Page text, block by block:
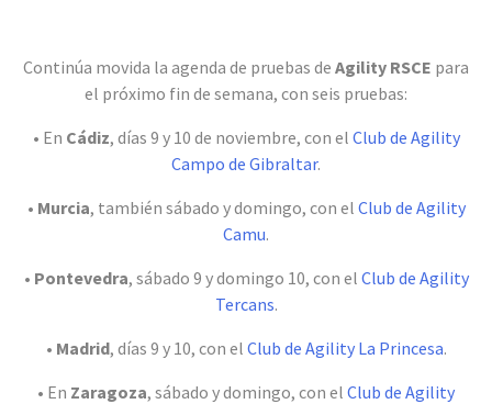
Continúa movida la agenda de pruebas de Agility RSCE para
el próximo fin de semana, con seis pruebas:
• En Cádiz, días 9 y 10 de noviembre, con el Club de Agility
Campo de Gibraltar.
• Murcia, también sábado y domingo, con el Club de Agility
Camu.
• Pontevedra, sábado 9 y domingo 10, con el Club de Agility
Tercans.
• Madrid, días 9 y 10, con el Club de Agility La Princesa.
• En Zaragoza, sábado y domingo, con el Club de Agility